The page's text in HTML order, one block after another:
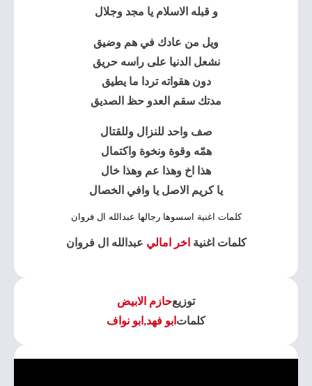
و قبله الاسلام يا مجد وجلال
ويل من عادك في هم وضيق
نشعل الدنيا على راسه حريق
دون هقواته تردا ما يطيق
مدتك سقم العدو حظ الصديق
صف واحد للنزال وللقتال
همّه وقوة ونخوة واكتمال
هذا اخ وهذا عم وهذا خال
يا كريم الاصل يا وافي الخصال
كلمات اغنية اسسوها رجالها عبدالله ال فروان
كلمات اغنية اخر امالي عبدالله ال فروان
توزيعحازم الابيض
كلمات ابو فهد, ابو نواف